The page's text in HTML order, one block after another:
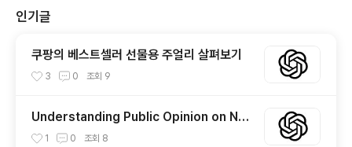
인기글
쿠팡의 베스트셀러 선물용 주얼리 살펴보기
3 0 조회 9
Understanding Public Opinion on Nu
nu TV: The Controversial Illegal Stre
1 0 조회 8